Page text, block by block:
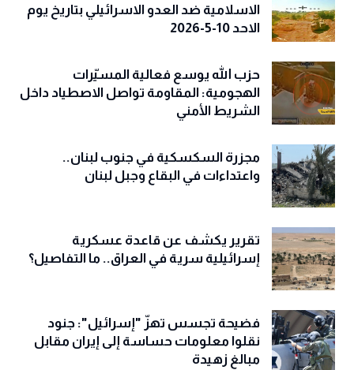
الاسلامية ضد العدو الاسرائيلي بتاريخ يوم
الاحد 10-5-2026
حزب الله يوسع فعالية المسيّرات
الهجومية: المقاومة تواصل الاصطياد داخل
الشريط الأمني
مجزرة السكسكية في جنوب لبنان..
واعتداءات في البقاع وجبل لبنان
تقرير يكشف عن قاعدة عسكرية
إسرائيلية سرية في العراق.. ما التفاصيل؟
فضيحة تجسس تهزّ "إسرائيل": جنود
نقلوا معلومات حساسة إلى إيران مقابل
مبالغ زهيدة